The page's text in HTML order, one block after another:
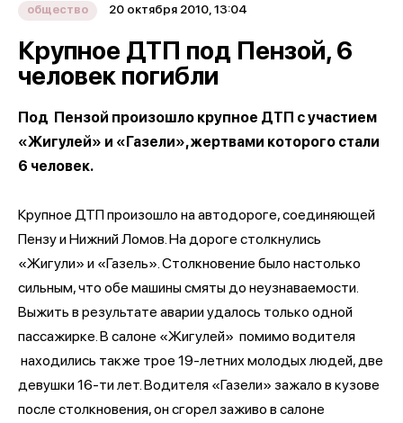
общество 20 октября 2010, 13:04
Крупное ДТП под Пензой, 6
человек погибли
Под Пензой произошло крупное ДТП с участием
«Жигулей» и «Газели», жертвами которого стали
6 человек.
Крупное ДТП произошло на автодороге, соединяющей
Пензу и Нижний Ломов. На дороге столкнулись
«Жигули» и «Газель». Столкновение было настолько
сильным, что обе машины смяты до неузнаваемости.
Выжить в результате аварии удалось только одной
пассажирке. В салоне «Жигулей» помимо водителя
находились также трое 19-летних молодых людей, две
девушки 16-ти лет. Водителя «Газели» зажало в кузове
после столкновения, он сгорел заживо в салоне